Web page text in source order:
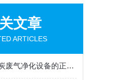
文章
ARTICLES
污水厂活性炭废气净化设备的正确使用方法分享